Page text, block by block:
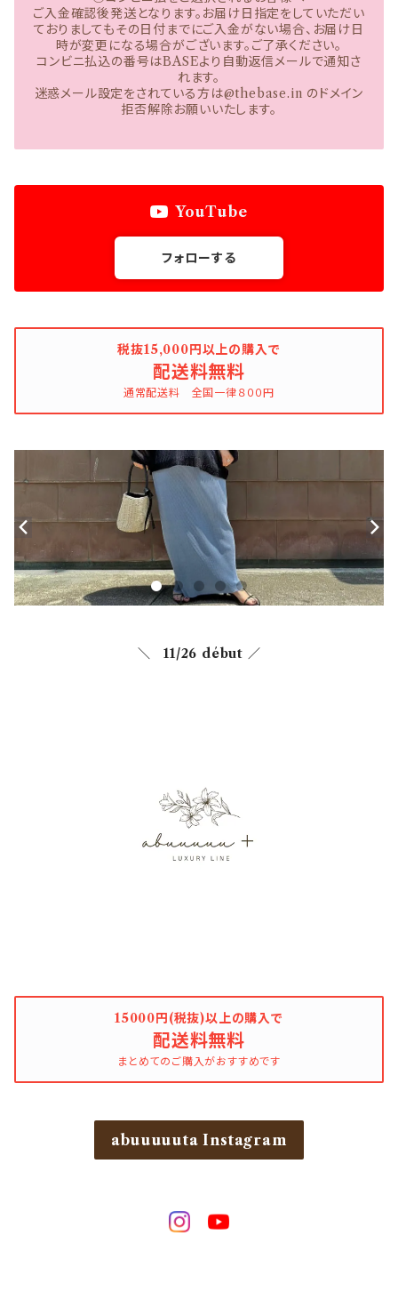
ご入金確認後発送となります。お届け日指定をしていただい
ておりましてもその日付までにご入金がない場合、お届け日
時が変更になる場合がございます。ご了承ください。
コンビニ払込の番号はBASEより自動返信メールで通知さ
れます。
迷惑メール設定をされている方は@thebase.in のドメイン
拒否解除お願いいたします。
YouTube
フォローする
税抜15,000円以上の購入で
配送料無料
通常配送料 全国一律８００円
＼ 11/26 début ／
15000円(税抜)以上の購入で
配送料無料
まとめてのご購入がおすすめです
abuuuuuta Instagram